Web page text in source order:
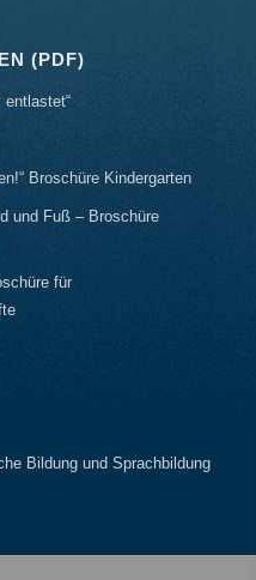
(PDF)
Broschüre Kindergarten
und Fuß – Broschüre
für
Bildung und Sprachbildung